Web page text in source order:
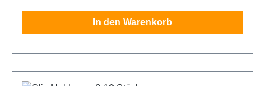
In den Warenkorb